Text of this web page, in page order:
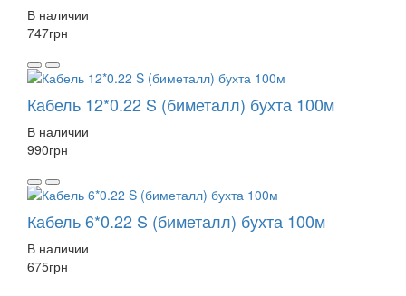
В наличии
747грн
Кабель 12*0.22 S (биметалл) бухта 100м
В наличии
990грн
Кабель 6*0.22 S (биметалл) бухта 100м
В наличии
675грн